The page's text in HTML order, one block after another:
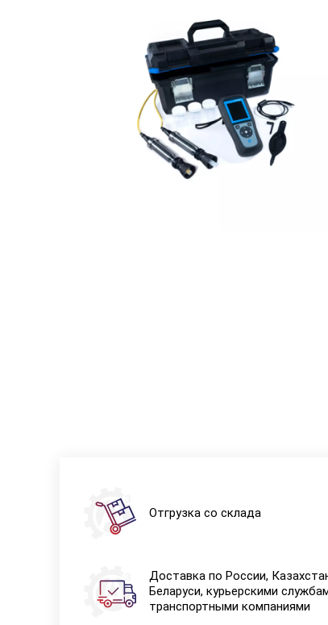
Отгрузка со склада
Доставка по России,
Беларуси, курьерскими
транспортными компаниями